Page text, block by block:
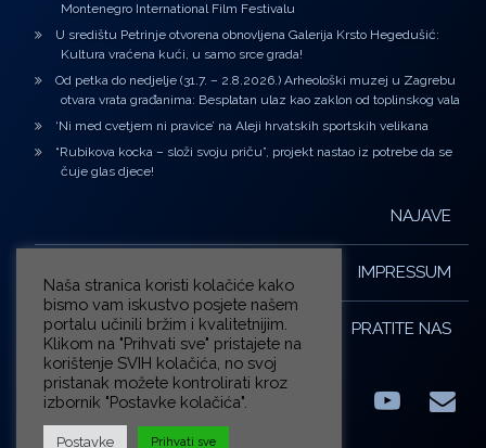
Montenegro International Film Festivalu
U središtu Petrinje otvorena obnovljena Galerija Krsto Hegedušić:
Kultura vraćena kući, u samo srce grada!
Od petka do nedjelje (31.7. – 2.8.2026.) Arheološki muzej u Zagrebu
otvara vrata građanima: Besplatan ulaz kao zaklon od toplinskog vala
‘Ni med cvetjem ni pravice’ na Aleji hrvatskih sportskih velikana
“Rubikova kocka – složi svoju priču”, projekt nastao iz potrebe da se
čuje glas djece!
NAJAVE
IMPRESSUM
PRATITE NAS
FacebookLinkedIn E-
Naša stranica koristi kolačiće kako
bismo vam iskustvo posjete našem
portalu učinili bržim i kvalitetnijim.
Klikom na "Prihvati sve" pristajete na
korištenje SVIH kolačića, no svoj
pristanak možete kontrolirati kroz
izbornik "Postavke kolačića".
Postavke Prihvati sve